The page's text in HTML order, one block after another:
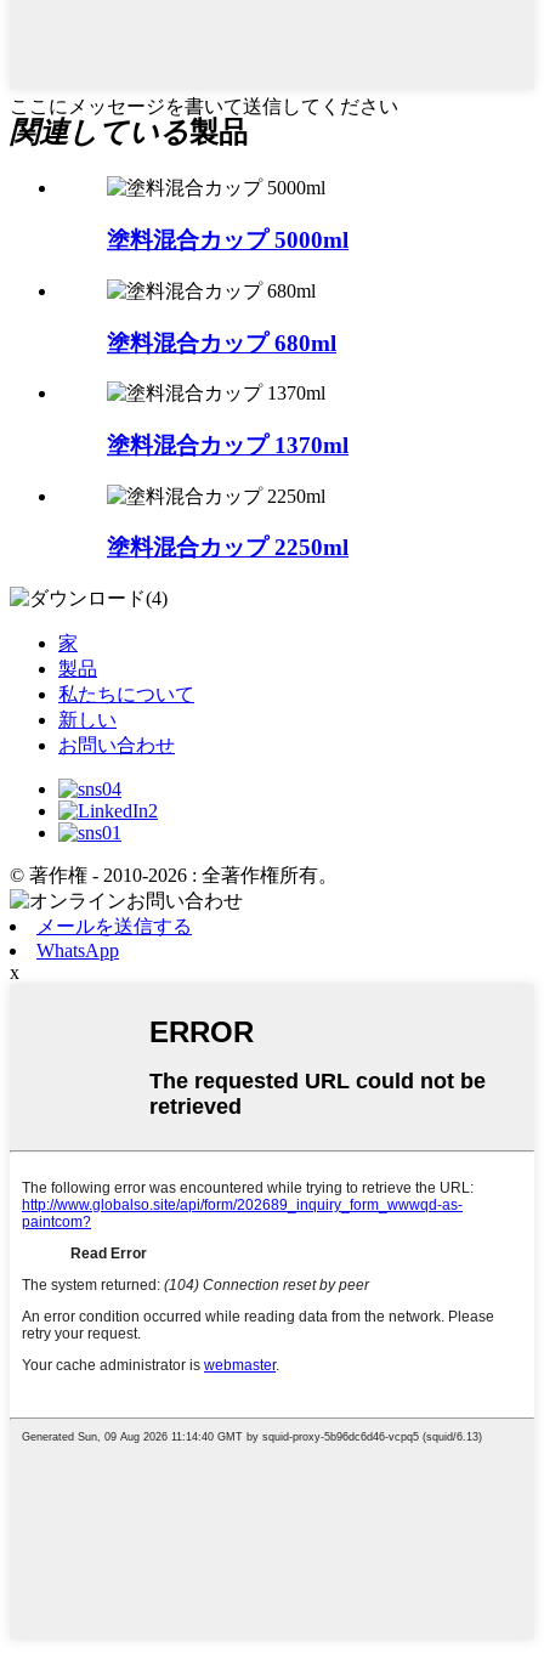
ここにメッセージを書いて送信してください
関連している製品
塗料混合カップ 5000ml
塗料混合カップ 680ml
塗料混合カップ 1370ml
塗料混合カップ 2250ml
家
製品
私たちについて
新しい
お問い合わせ
© 著作権 - 2010-2026 : 全著作権所有。
メールを送信する
WhatsApp
x